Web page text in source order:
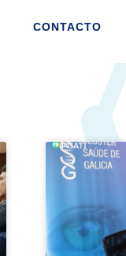
CONTACTO
PÁGINA